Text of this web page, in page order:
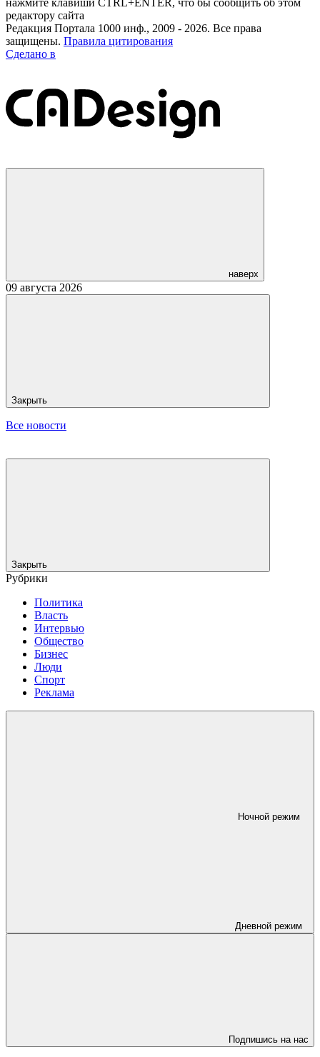
редактору сайта
Редакция Портала 1000 инф., 2009 - 2026. Все права
защищены. Правила цитирования
Сделано в
наверх
09 августа 2026
Закрыть
Все новости
Закрыть
Рубрики
Политика
Власть
Интервью
Общество
Бизнес
Люди
Спорт
Реклама
Ночной режим
Дневной режим
Подпишись на нас